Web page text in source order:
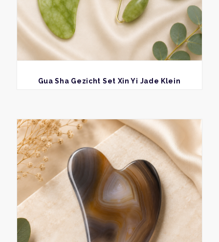
BEKIJK
Gua Sha Gezicht Set Xin Yi Jade Klein